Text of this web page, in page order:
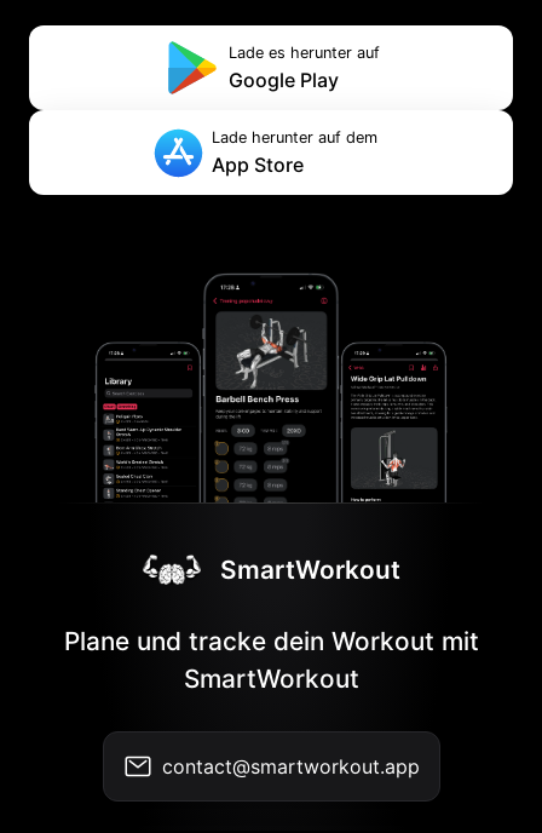
Lade es herunter auf
Google Play
Lade herunter auf dem
App Store
SmartWorkout
Plane und tracke dein Workout mit
SmartWorkout
contact@smartworkout.app